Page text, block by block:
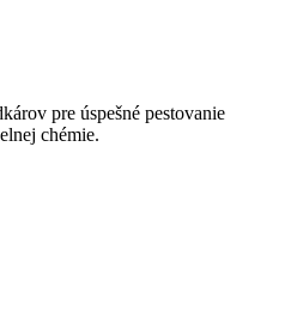
pre úspešné pestovanie
chémie.